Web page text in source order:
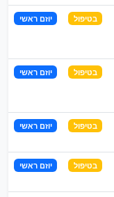
בטיפול יוזם ראשי
בטיפול יוזם ראשי
בטיפול יוזם ראשי
בטיפול יוזם ראשי